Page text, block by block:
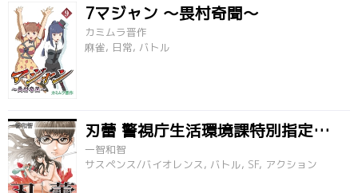
7マジャン ～畏村奇聞～
カミムラ晋作
麻雀, 日常, バトル
刃蕾 警視庁生活環境課特別指定奇病対策係
一智和智
サスペンス/バイオレンス, バトル, SF, アクション